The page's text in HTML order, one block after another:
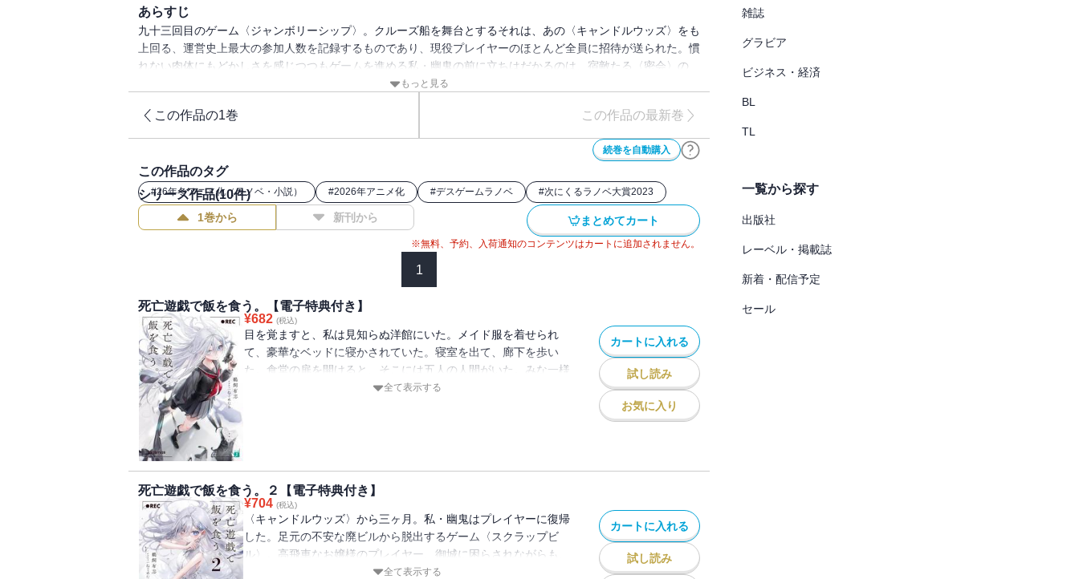
あらすじ
九十三回目のゲーム〈ジャンボリーシップ〉。クルーズ船を舞台とするそれは、あの〈キャンドルウッズ〉をも
上回る、運営史上最大の参加人数を記録するものであり、現役プレイヤーのほとんど全員に招待が送られた。慣
れない肉体にもどかしさを感じつつもゲームを進める私・幽鬼の前に立ちはだかるのは、宿敵たる〈密会〉の
面々、そして、およそ最も想像したくない組み合わせ、藍里と真熊の二人組であった。まんまとやられて300人
た・・・・・・。潮風にセーラーをたなびかせながら、私たちは、死亡遊戯で飯を食う。【電子限定！書き下ろ
し特典つき】
もっと見る
この作品の1巻 この作品の最新巻
続巻を自動購入
この作品のタグ
#26年冬アニメ化（ラノベ・小説） #2026年アニメ化 #デスゲームラノベ #次にくるラノベ大賞2023
シリーズ作品(10件)
1巻から 新刊から まとめてカート
※無料、予約、入荷通知のコンテンツはカートに追加されません。
1
死亡遊戯で飯を食う。【電子特典付き】
¥682 (税込)
目を覚ますと、私は見知らぬ洋館にいた。メイド服を着せられ
て、豪華なベッドに寝かされていた。寝室を出て、廊下を歩い
た。食堂の扉を開けると、そこには五人の人間がいた。みな一様
に、私と同じくメイド服を着せられていて、少女だった。〈ゲー
な現実に、少女たちは顔色を悪くする――――ただ一人、私だけ
を除いて。なぜかって？ そりゃあ――私はこれが初めてじゃな
いから。プレイヤーネーム、幽鬼【ユウキ】。十七歳。自分で言
うのもなんだけど、殺人ゲームのプロフェッショナル。メイド服
を着て死の館から脱出を図ったり、バニーガール姿でほかのプレ
全て表示する
カートに入れる
試し読み
お気に入り
死亡遊戯で飯を食う。２【電子特典付き】
¥704 (税込)
〈キャンドルウッズ〉から三ヶ月。私・幽鬼はプレイヤーに復帰
した。足元の不安な廃ビルから脱出するゲーム〈スクラップビ
ル〉。高飛車なお嬢様のプレイヤー、御城に困らされながらも、
私はゲームをこなす。――それから時は過ぎ、私は三十回目にさ
全て表示する
カートに入れる
試し読み
雑誌
グラビア
ビジネス・経済
BL
TL
一覧から探す
出版社
レーベル・掲載誌
新着・配信予定
セール